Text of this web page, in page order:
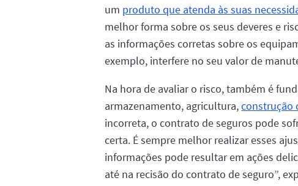
um produto que atenda às suas
melhor forma sobre os seus deveres e
as informações corretas sobre os
exemplo, interfere no seu valor de
Na hora de avaliar o risco, também é
armazenamento, agricultura,construção
incorreta, o contrato de seguros pode
certa. É sempre melhor realizar esses
informações pode resultar em ações
até na recisão do contrato de seguro”,